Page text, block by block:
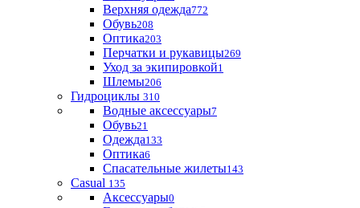
Верхняя одежда772
Обувь208
Оптика203
Перчатки и рукавицы269
Уход за экипировкой1
Шлемы206
Гидроциклы 310
Водные аксессуары7
Обувь21
Одежда133
Оптика6
Спасательные жилеты143
Casual 135
Аксессуары0